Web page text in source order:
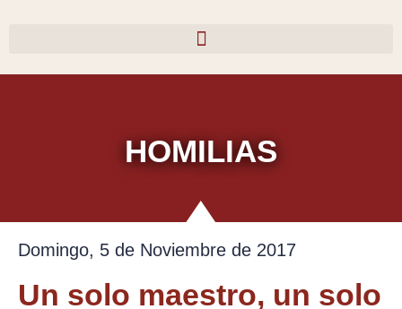
HOMILIAS
Domingo, 5 de Noviembre de 2017
Un solo maestro, un solo